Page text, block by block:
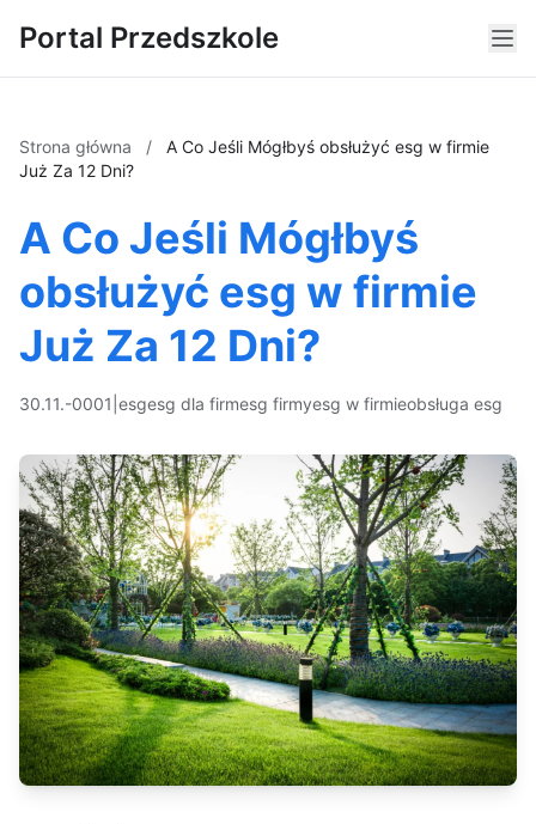
Portal Przedszkole
Strona główna /
A Co Jeśli Mógłbyś obsłużyć esg w firmie
Już Za 12 Dni?
A Co Jeśli Mógłbyś
obsłużyć esg w firmie
Już Za 12 Dni?
30.11.-0001 esgesg dla firmesg firmyesg w firmieobsługa esg